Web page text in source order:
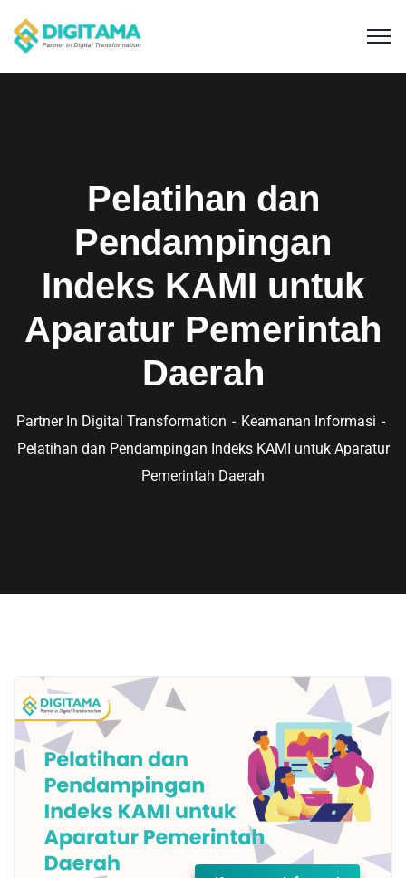
Pelatihan dan
Pendampingan
Indeks KAMI untuk
Aparatur Pemerintah
Daerah
Partner In Digital Transformation
Keamanan Informasi
Pelatihan dan Pendampingan Indeks KAMI untuk Aparatur
Pemerintah Daerah